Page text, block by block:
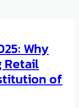
Why
Retail
of